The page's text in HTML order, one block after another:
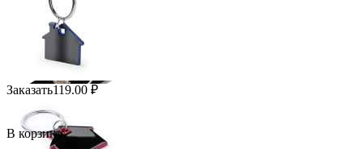
Заказать119.00 ₽
В корзину